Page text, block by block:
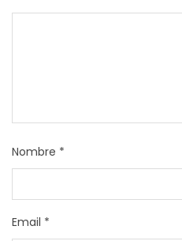
Nombre *
Email *